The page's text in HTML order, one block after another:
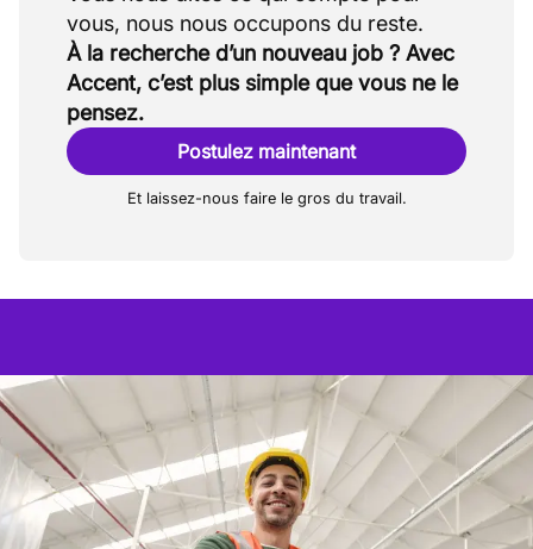
À la recherche d’un nouveau job ? Avec
Accent, c’est plus simple que vous ne le
pensez.
Postulez maintenant
Et laissez-nous faire le gros du travail.